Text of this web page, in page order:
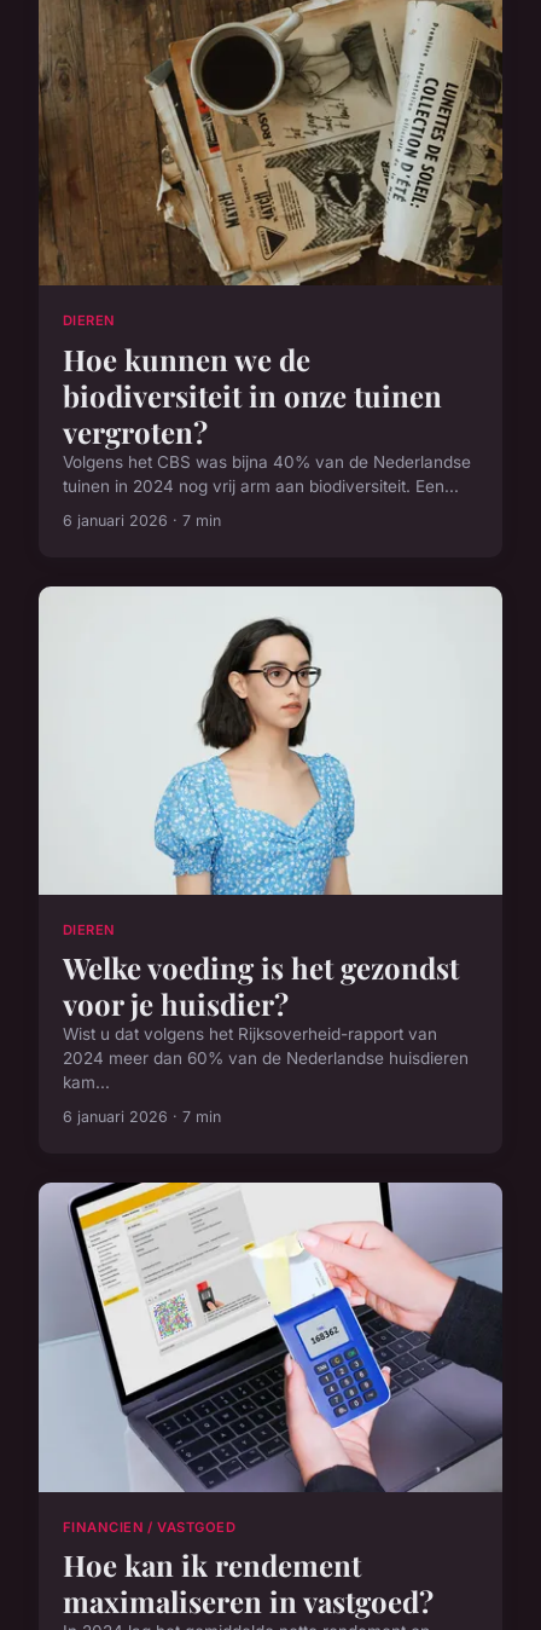
DIEREN
Hoe kunnen we de
biodiversiteit in onze tuinen
vergroten?
Volgens het CBS was bijna 40% van de Nederlandse
tuinen in 2024 nog vrij arm aan biodiversiteit. Een...
6 januari 2026 · 7 min
DIEREN
Welke voeding is het gezondst
voor je huisdier?
Wist u dat volgens het Rijksoverheid-rapport van
2024 meer dan 60% van de Nederlandse huisdieren
kam...
6 januari 2026 · 7 min
FINANCIEN / VASTGOED
Hoe kan ik rendement
maximaliseren in vastgoed?